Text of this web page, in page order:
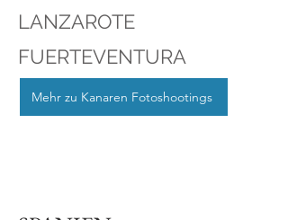
LANZAROTE
FUERTEVENTURA
Mehr zu Kanaren Fotoshootings